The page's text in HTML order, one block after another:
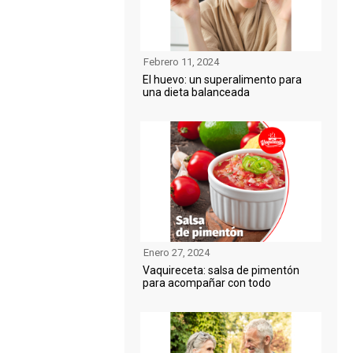
Febrero 11, 2024
El huevo: un superalimento para
una dieta balanceada
Enero 27, 2024
Vaquireceta: salsa de pimentón
para acompañar con todo